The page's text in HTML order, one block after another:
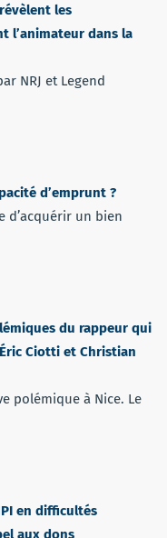
les
l’animateur dans la
NRJ et Legend
d’emprunt ?
d’acquérir un bien
du rappeur qui
Ciotti et Christian
polémique à Nice. Le
en difficultés
aux dons